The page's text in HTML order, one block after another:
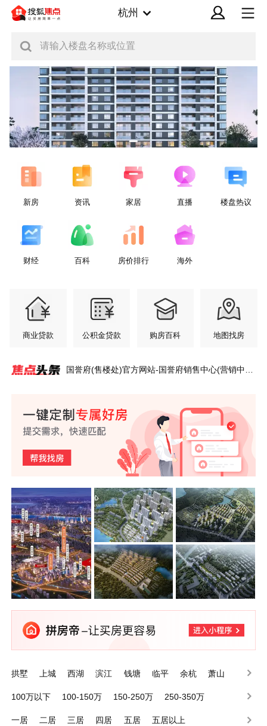
杭州
请输入楼盘名称或位置
新房 资讯 家居 直播 楼盘热议
财经 百科 房价排行 海外
商业贷款 公积金贷款 购房百科 地图找房
国誉府(售楼处)官方网站-国誉府销售中心(营销中
拱墅 上城 西湖 滨江 钱塘 临平 余杭
萧山
100万以下
100-150万 150-250万
250-350万
一居
二居 三居 四居 五居 五居以上